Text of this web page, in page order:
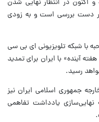
و اکنون در انتظار نهایی شدن
دست بررسی است و به‌ زودی
با شبکه تلویزیونی ای بی سی
آینده» با ایران برای تمدید
رسید.
جمهوری اسلامی ایران نیز
یادداشت تفاهمی